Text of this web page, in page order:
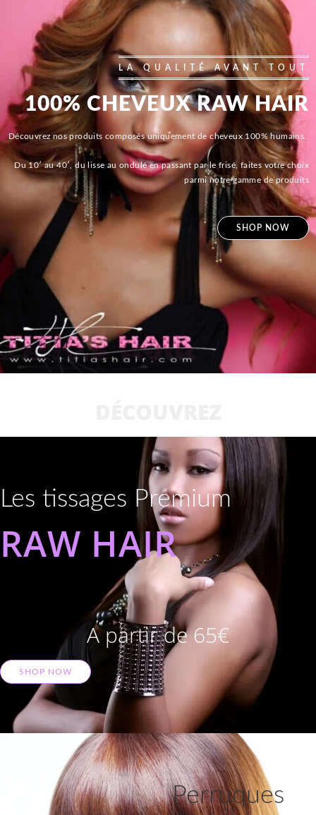
LA QUALITÉ AVANT TOUT
100% CHEVEUX RAW HAIR
Découvrez nos produits composés uniquement de cheveux 100% humains.
Du 10′ au 40′, du lisse au ondulé en passant par le frisé, faites votre choix
parmi notre gamme de produits
SHOP NOW
Les tissages Premium
RAW HAIR
A partir de 65€
SHOP NOW
Perruques